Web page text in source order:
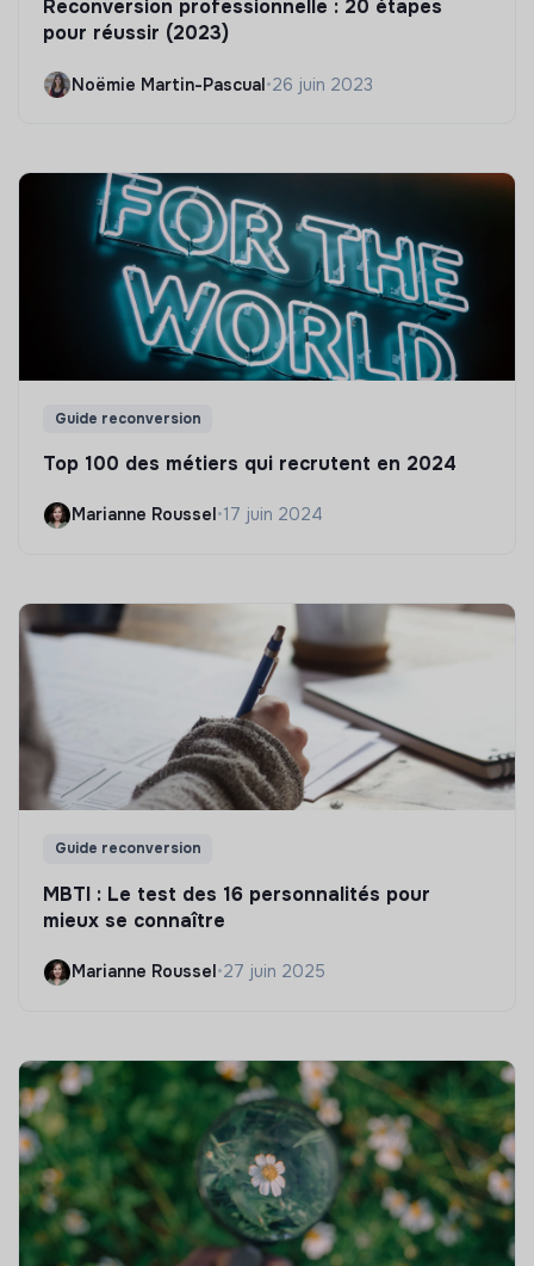
Reconversion professionnelle : 20 étapes
pour réussir (2023)
Noëmie Martin-Pascual•26 juin 2023
Guide reconversion
Top 100 des métiers qui recrutent en 2024
Marianne Roussel •17 juin 2024
Guide reconversion
MBTI : Le test des 16 personnalités pour
mieux se connaître
Marianne Roussel•27 juin 2025